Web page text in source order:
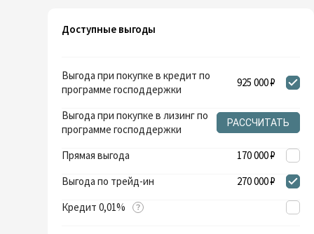
Доступные выгоды
Выгода при покупке в кредит по
программе господдержки
925 000 ₽
Выгода при покупке в лизинг по
программе господдержки
РАССЧИТАТЬ
Прямая выгода
170 000 ₽
Выгода по трейд-ин
270 000 ₽
Кредит 0,01%